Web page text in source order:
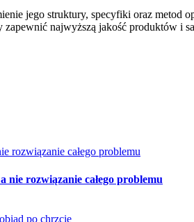
jego struktury, specyfiki oraz metod
najwyższą jakość produktów i
rozwiązanie całego problemu